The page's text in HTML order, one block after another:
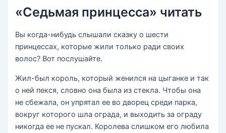
«Седьмая принцесса» читать
Вы когда-нибудь слышали сказку о шести
принцессах, которые жили только ради своих
волос? Вот послушайте.
Жил-был король, который женился на цыганке и так
о ней пекся, словно она была из стекла. Чтобы она
не сбежала, он упрятал ее во дворец среди парка,
вокруг которого шла ограда, и выходить за ограду
никогда ее не пускал. Королева слишком его любила